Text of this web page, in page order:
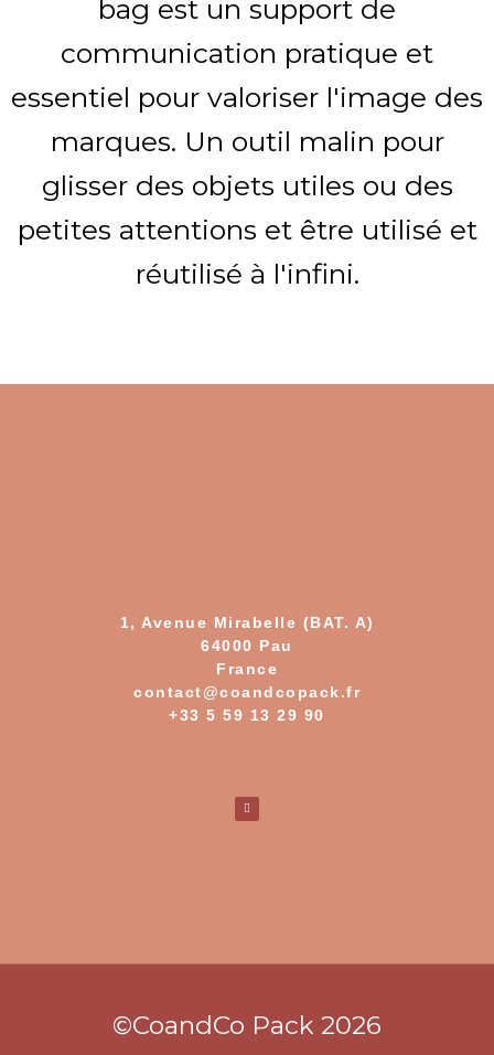
bag est un support de
communication pratique et
essentiel pour valoriser l'image des
marques. Un outil malin pour
glisser des objets utiles ou des
petites attentions et être utilisé et
réutilisé à l'infini.
1, Avenue Mirabelle (BAT. A)
64000 Pau
France
contact@coandcopack.fr
+33 5 59 13 29 90
©CoandCo Pack 2026